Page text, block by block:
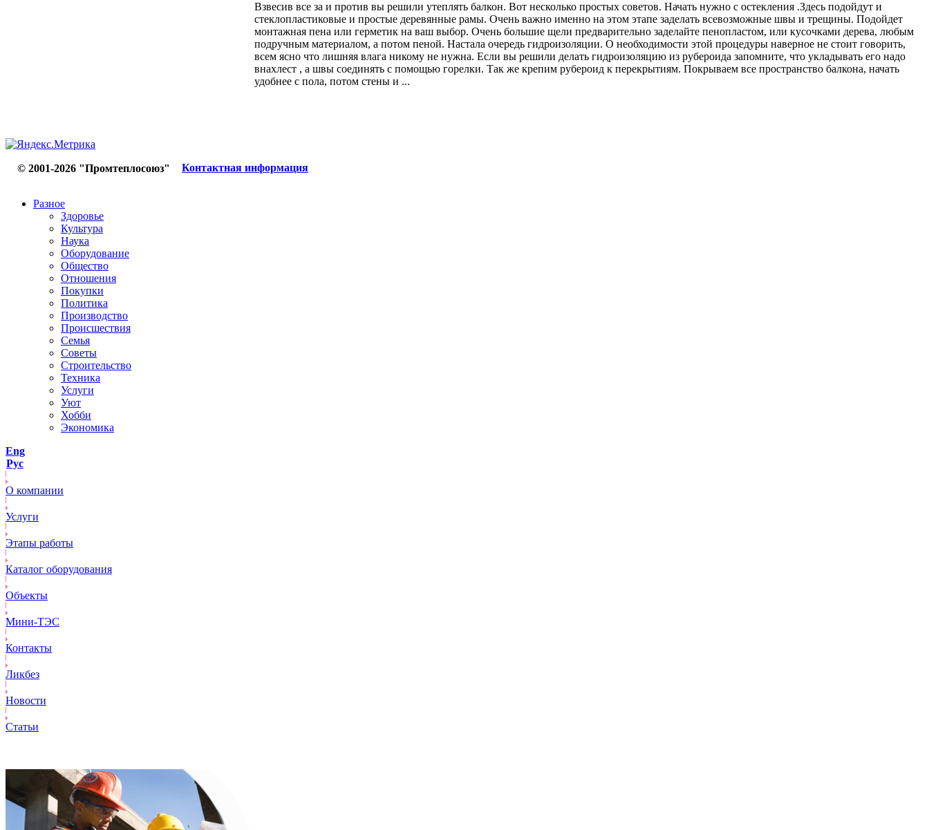
Взвесив все за и против вы решили утеплять балкон. Вот несколько простых советов. Начать нужно с остекления .Здесь подойдут и
стеклопластиковые и простые деревянные рамы. Очень важно именно на этом этапе заделать всевозможные швы и трещины. Подойдет
монтажная пена или герметик на ваш выбор. Очень большие щели предварительно заделайте пенопластом, или кусочками дерева, любым
подручным материалом, а потом пеной. Настала очередь гидроизоляции. О необходимости этой процедуры наверное не стоит говорить,
всем ясно что лишняя влага никому не нужна. Если вы решили делать гидроизоляцию из рубероида запомните, что укладывать его надо
внахлест , а швы соединять с помощью горелки. Так же крепим рубероид к перекрытиям. Покрываем все пространство балкона, начать
удобнее с пола, потом стены и ...
© 2001-2026 "Промтеплосоюз" Контактная информация
Разное
Здоровье
Культура
Наука
Оборудование
Общество
Отношения
Покупки
Политика
Производство
Происшествия
Семья
Советы
Строительство
Техника
Услуги
Уют
Хобби
Экономика
Eng
Рус
О компании
Услуги
Этапы работы
Каталог оборудования
Объекты
Mини-ТЭС
Контакты
Ликбез
Новости
Статьи